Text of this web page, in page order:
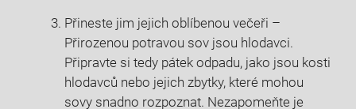
Přineste jim jejich oblíbenou večeři –
Přirozenou potravou sov jsou hlodavci.
Připravte si tedy pátek odpadu, ⁣jako jsou kosti
hlodavců nebo jejich zbytky, které ⁤mohou
sovy snadno rozpoznat.⁤ Nezapomeňte je